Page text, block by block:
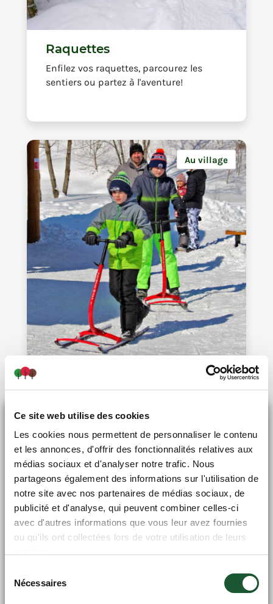
Ce site web utilise des cookies
Les cookies nous permettent de personnaliser le contenu
et les annonces, d'offrir des fonctionnalités relatives aux
médias sociaux et d'analyser notre trafic. Nous
partageons également des informations sur l'utilisation de
notre site avec nos partenaires de médias sociaux, de
publicité et d'analyse, qui peuvent combiner celles-ci
avec d'autres informations que vous leur avez fournies
ou qu'ils ont collectées lors de votre utilisation de leurs
Nécessaires
Raquettes
Enfilez vos raquettes, parcourez les
sentiers ou partez à l'aventure!
Au village
des neiges! Pour les enfants e...
Au village
PROMO L'ÉTÉ EN GRAND